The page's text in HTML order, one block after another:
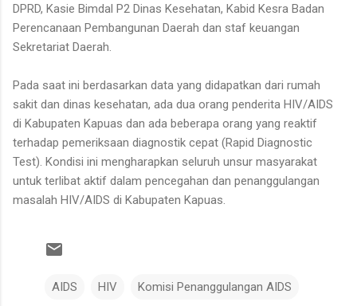
DPRD, Kasie Bimdal P2 Dinas Kesehatan, Kabid Kesra Badan
Perencanaan Pembangunan Daerah dan staf keuangan
Sekretariat Daerah.
Pada saat ini berdasarkan data yang didapatkan dari rumah
sakit dan dinas kesehatan, ada dua orang penderita HIV/AIDS
di Kabupaten Kapuas dan ada beberapa orang yang reaktif
terhadap pemeriksaan diagnostik cepat (Rapid Diagnostic
Test). Kondisi ini mengharapkan seluruh unsur masyarakat
untuk terlibat aktif dalam pencegahan dan penanggulangan
masalah HIV/AIDS di Kabupaten Kapuas.
AIDS HIV Komisi Penanggulangan AIDS